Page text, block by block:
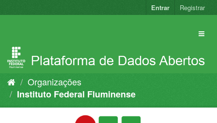
para
Entrar Registrar
Organizações
Instituto Federal Fluminense